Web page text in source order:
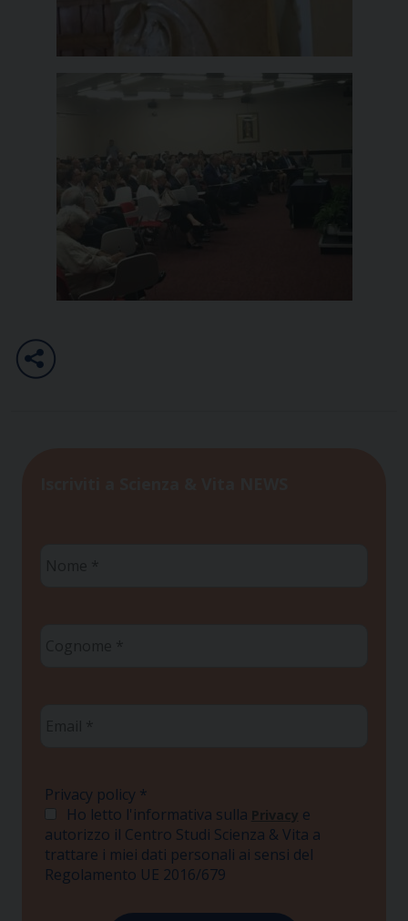
Privacy policy *
Ho letto l'informativa sulla Privacy e
autorizzo il Centro Studi Scienza & Vita a
trattare i miei dati personali ai sensi del
Regolamento UE 2016/679